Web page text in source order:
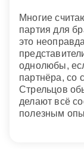
Многие
партия для
это
однолюбы,
партнёра, со
Стрельцов
делают всё
полезным